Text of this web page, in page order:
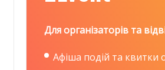
Для організаторів та
Афіша подій та квитки